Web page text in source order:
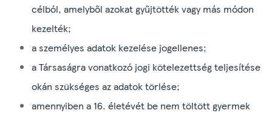
célból, amelyből azokat gyűjtötték vagy más módon
kezelték;
a személyes adatok kezelése jogellenes;
a Társaságra vonatkozó jogi kötelezettség teljesítése
okán szükséges az adatok törlése;
amennyiben a 16. életévét be nem töltött gyermek